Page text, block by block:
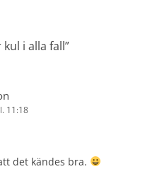
i alla fall”
11:18
det kändes bra.